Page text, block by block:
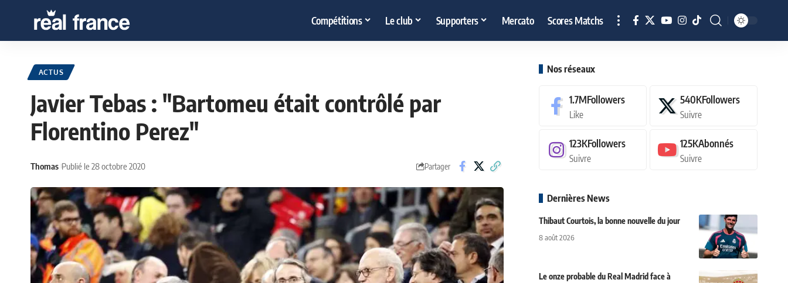
Compétitions Le club Supporters Mercato Scores Matchs
ACTUS
Javier Tebas : "Bartomeu était contrôlé par
Florentino Perez"
Thomas Publié le 28 octobre 2020 Partager
Nos réseaux
1.7MFollowers
Like
540KFollowers
Suivre
123KFollowers
Suivre
125KAbonnés
Suivre
Dernières News
Thibaut Courtois, la bonne nouvelle du jour
8 août 2026
Le onze probable du Real Madrid face à